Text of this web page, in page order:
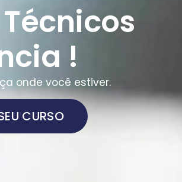
Técnicos
!
onde você estiver.
CURSO